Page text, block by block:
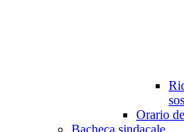
Orario